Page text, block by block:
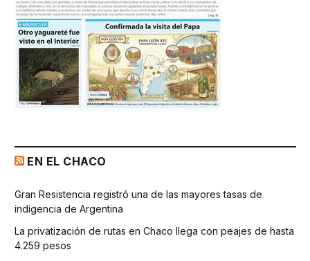
EN EL CHACO
Gran Resistencia registró una de las mayores tasas de
indigencia de Argentina
La privatización de rutas en Chaco llega con peajes de hasta
4.259 pesos